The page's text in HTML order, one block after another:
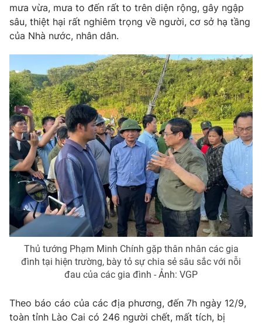
VTV Money VTV Thể thao
VTV Sức khoẻ Bất động sản
Thị trường 24h Tấm lòng Việt
VTV4 Vươn mình bằng AI
VTV9 VTV8
Liên hệ tòa soạn English
THỜI BÁO VTV
Cơ quan chủ quản:Đài Truyền hình Việt Nam
mưa vừa, mưa to đến rất to trên diện rộng, gây ngập
sâu, thiệt hại rất nghiêm trọng về người, cơ sở hạ tầng
của Nhà nước, nhân dân.
Thủ tướng Phạm Minh Chính gặp thân nhân các gia
đình tại hiện trường, bày tỏ sự chia sẻ sâu sắc với nỗi
đau của các gia đình - Ảnh: VGP
Theo báo cáo của các địa phương, đến 7h ngày 12/9,
toàn tỉnh Lào Cai có 246 người chết, mất tích, bị